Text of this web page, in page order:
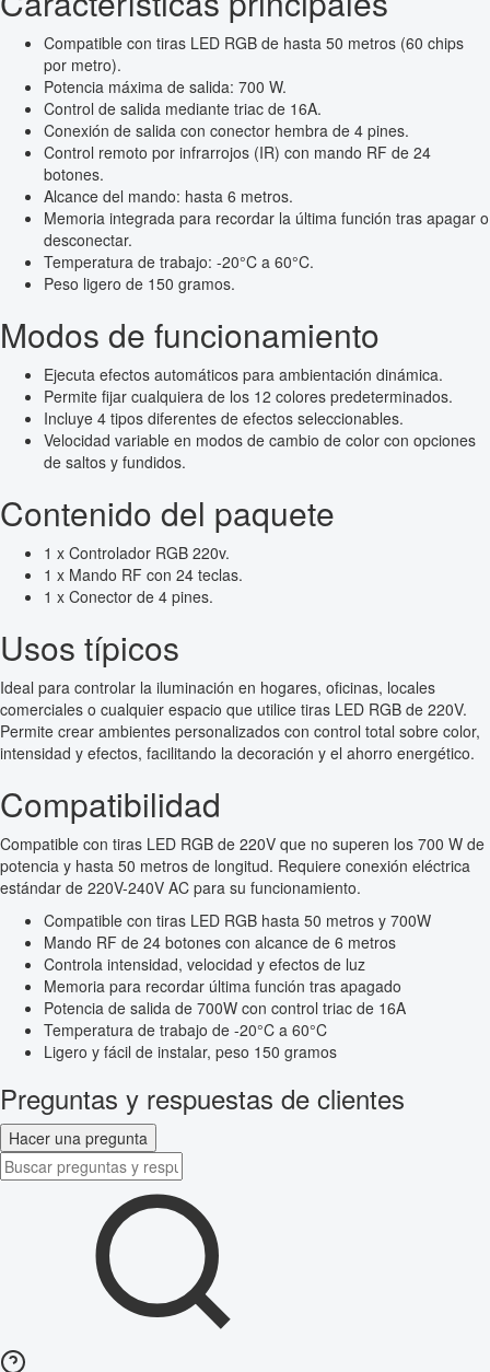
Compatible con tiras LED RGB de hasta 50 metros (60 chips
por metro).
Potencia máxima de salida: 700 W.
Control de salida mediante triac de 16A.
Conexión de salida con conector hembra de 4 pines.
Control remoto por infrarrojos (IR) con mando RF de 24
botones.
Alcance del mando: hasta 6 metros.
Memoria integrada para recordar la última función tras apagar o
desconectar.
Temperatura de trabajo: -20°C a 60°C.
Peso ligero de 150 gramos.
Modos de funcionamiento
Ejecuta efectos automáticos para ambientación dinámica.
Permite fijar cualquiera de los 12 colores predeterminados.
Incluye 4 tipos diferentes de efectos seleccionables.
Velocidad variable en modos de cambio de color con opciones
de saltos y fundidos.
Contenido del paquete
1 x Controlador RGB 220v.
1 x Mando RF con 24 teclas.
1 x Conector de 4 pines.
Usos típicos
Ideal para controlar la iluminación en hogares, oficinas, locales
comerciales o cualquier espacio que utilice tiras LED RGB de 220V.
Permite crear ambientes personalizados con control total sobre color,
intensidad y efectos, facilitando la decoración y el ahorro energético.
Compatibilidad
Compatible con tiras LED RGB de 220V que no superen los 700 W de
potencia y hasta 50 metros de longitud. Requiere conexión eléctrica
estándar de 220V-240V AC para su funcionamiento.
Compatible con tiras LED RGB hasta 50 metros y 700W
Mando RF de 24 botones con alcance de 6 metros
Controla intensidad, velocidad y efectos de luz
Memoria para recordar última función tras apagado
Potencia de salida de 700W con control triac de 16A
Temperatura de trabajo de -20°C a 60°C
Ligero y fácil de instalar, peso 150 gramos
Preguntas y respuestas de clientes
Hacer una pregunta